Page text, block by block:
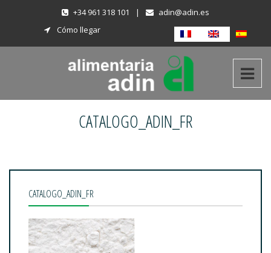
+34 961 318 101 |
adin@adin.es
Cómo llegar
CATALOGO_ADIN_FR
CATALOGO_ADIN_FR